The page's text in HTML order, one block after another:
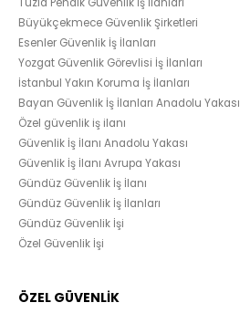
Büyükçekmece Güvenlik Şirketleri
Esenler Güvenlik İş İlanları
Yozgat Güvenlik Görevlisi İş İlanları
İstanbul Yakın Koruma İş İlanları
Bayan Güvenlik İş İlanları Anadolu Yakası
Özel güvenlik iş ilanı
Güvenlik İş İlanı Anadolu Yakası
Güvenlik İş İlanı Avrupa Yakası
Gündüz Güvenlik İş İlanı
Gündüz Güvenlik İş İlanları
Gündüz Güvenlik İşi
Özel Güvenlik İşi
ÖZEL GÜVENLİK